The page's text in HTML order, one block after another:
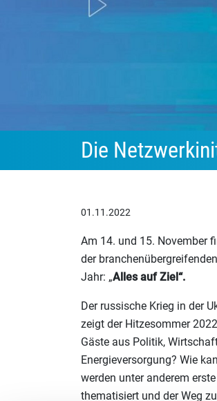
Die
01.11.2022
Am 14. und 15. November
der
Jahr: „Alles auf Ziel“.
Der russische Krieg in der
zeigt der Hitzesommer
Gäste aus Politik,
Energieversorgung? Wie
werden unter anderem
thematisiert und der Weg